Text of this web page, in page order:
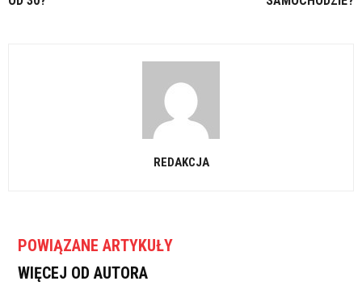
REDAKCJA
POWIĄZANE ARTYKUŁY
WIĘCEJ OD AUTORA